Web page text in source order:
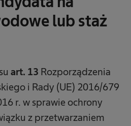
lub staż
art. 13 Rozporządzenia
i Rady (UE) 2016/679
r. w sprawie ochrony
z przetwarzaniem